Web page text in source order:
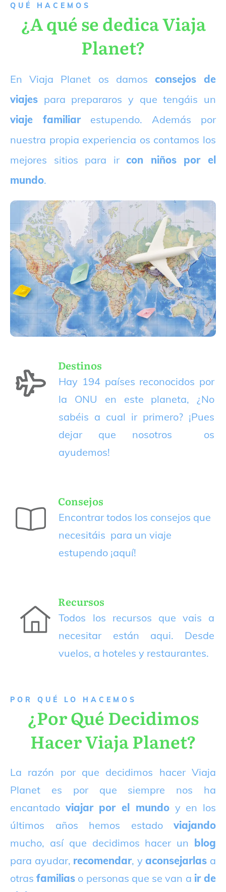
QUÉ HACEMOS
¿A qué se dedica Viaja
Planet?
En Viaja Planet os damos consejos de
viajes para prepararos y que tengáis un
viaje familiarestupendo. Además por
nuestra propia experiencia os contamos los
mejores sitios para ircon niños por el
mundo.
Destinos
Hay 194 países reconocidos por
la ONU en este planeta, ¿No
sabéis a cual ir primero? ¡Pues
dejar que nosotros os
ayudemos!
Consejos
Encontrar todos los consejos que
necesitáis para un viaje
estupendo ¡aquí!
Recursos
Todos los recursos que vais a
necesitar están aqui. Desde
vuelos, a hoteles y restaurantes.
P OR QUÉ LO HACEMOS
¿Por Qué Decidimos
Hacer Viaja Planet?
La razón por que decidimos hacer Viaja
Planet es por que siempre nos ha
encantado viajar por el mundoy en los
últimos años hemos estado viajando
mucho, así que decidimos hacer un blog
para ayudar, recomendar, yaconsejarlas a
otrasfamilias o personas que se van a ir de